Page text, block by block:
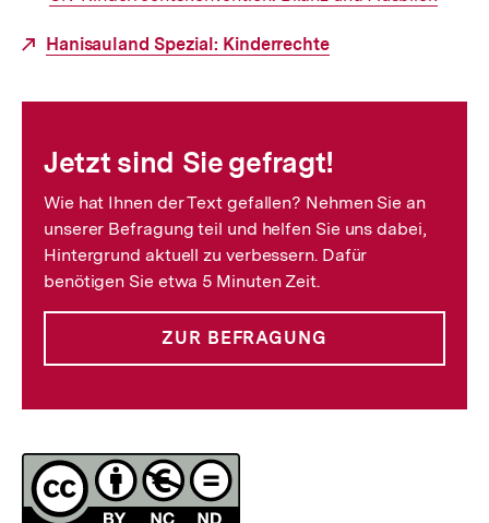
Externer
Hanisauland Spezial: Kinderrechte
Jetzt sind Sie gefragt!
Wie hat Ihnen der Text gefallen? Nehmen Sie an
unserer Befragung teil und helfen Sie uns dabei,
Hintergrund aktuell zu verbessern. Dafür
benötigen Sie etwa 5 Minuten Zeit.
ZUR BEFRAGUNG
Lizenz